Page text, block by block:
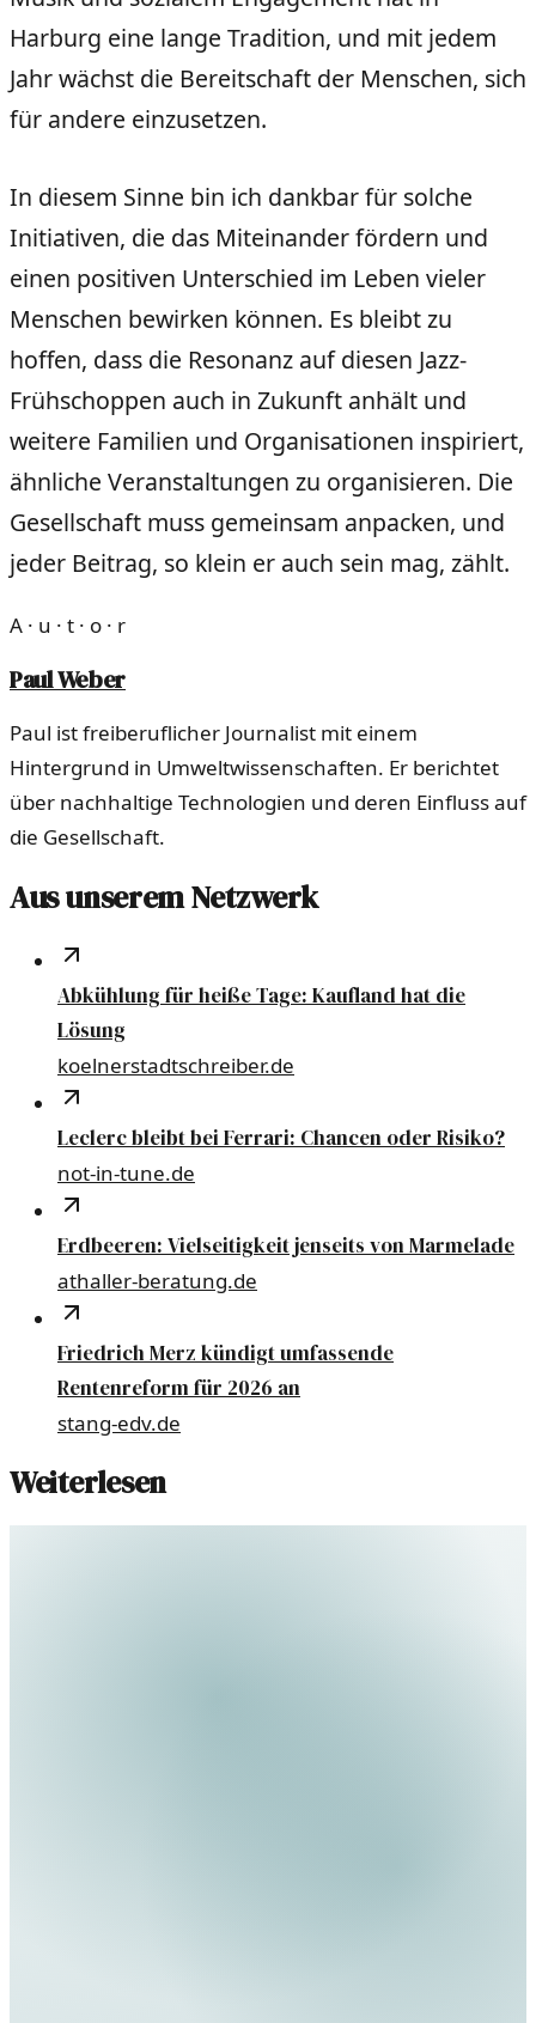
Harburg eine lange Tradition, und mit jedem
Jahr wächst die Bereitschaft der Menschen, sich
für andere einzusetzen.
In diesem Sinne bin ich dankbar für solche
Initiativen, die das Miteinander fördern und
einen positiven Unterschied im Leben vieler
Menschen bewirken können. Es bleibt zu
hoffen, dass die Resonanz auf diesen Jazz-
Frühschoppen auch in Zukunft anhält und
weitere Familien und Organisationen inspiriert,
ähnliche Veranstaltungen zu organisieren. Die
Gesellschaft muss gemeinsam anpacken, und
jeder Beitrag, so klein er auch sein mag, zählt.
A · u · t · o · r
Paul Weber
Paul ist freiberuflicher Journalist mit einem
Hintergrund in Umweltwissenschaften. Er berichtet
über nachhaltige Technologien und deren Einfluss auf
die Gesellschaft.
Aus unserem Netzwerk
Abkühlung für heiße Tage: Kaufland hat die
Lösung
koelnerstadtschreiber.de
Leclerc bleibt bei Ferrari: Chancen oder Risiko?
not-in-tune.de
Erdbeeren: Vielseitigkeit jenseits von Marmelade
athaller-beratung.de
Friedrich Merz kündigt umfassende
Rentenreform für 2026 an
stang-edv.de
Weiterlesen